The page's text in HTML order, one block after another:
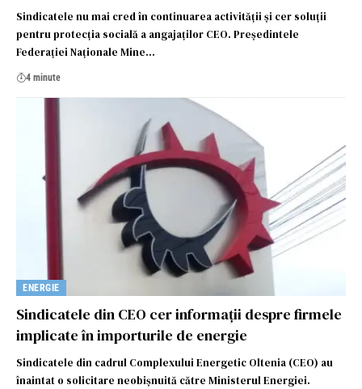
Sindicatele nu mai cred în continuarea activității și cer soluții
pentru protecția socială a angajaților CEO. Președintele
Federației Naționale Mine…
4 minute
ENERGIE
Sindicatele din CEO cer informaţii despre firmele
implicate în importurile de energie
Sindicatele din cadrul Complexului Energetic Oltenia (CEO) au
înaintat o solicitare neobișnuită către Ministerul Energiei.